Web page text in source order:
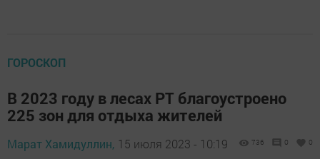
ГОРОСКОП
В 2023 году в лесах РТ благоустроено
225 зон для отдыха жителей
Марат Хамидуллин, 15 июля 2023 - 10:19 736 0 0